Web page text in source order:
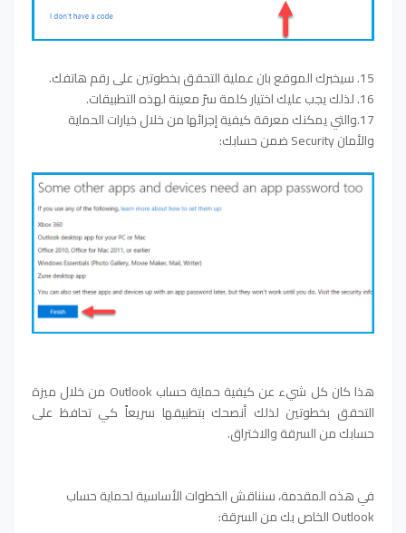
15. سيخبرك الموقع بان عملية التحقق بخطوتين على رقم هاتفك.
16. لذلك يجب عليك اختيار كلمة سرّ معينة لهذه التطبيقات.
17.والتي يمكنك معرقة كيفية إجرائها من خلال خيارات الحماية
والأمان Security ضمن حسابك:
هذا كان كل شيء عن كيفية حماية حساب Outlook من خلال ميزة
التحقق بخطوتين لذلك أنصحك بتطبيقها سريعاً كي تحافظ على
حسابك من السرقة والاختراق.
في هذه المقدمة، سنناقش الخطوات الأساسية لحماية حساب
Outlook الخاص بك من السرقة: